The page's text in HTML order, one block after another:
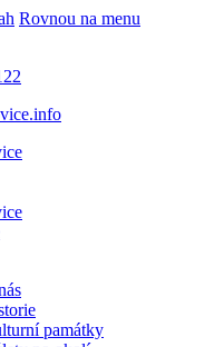
Rovnou na menu
památky